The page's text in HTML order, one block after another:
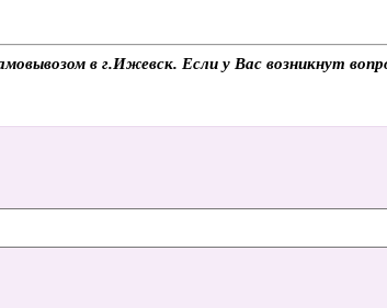
в г.Ижевск. Если у Вас возникнут